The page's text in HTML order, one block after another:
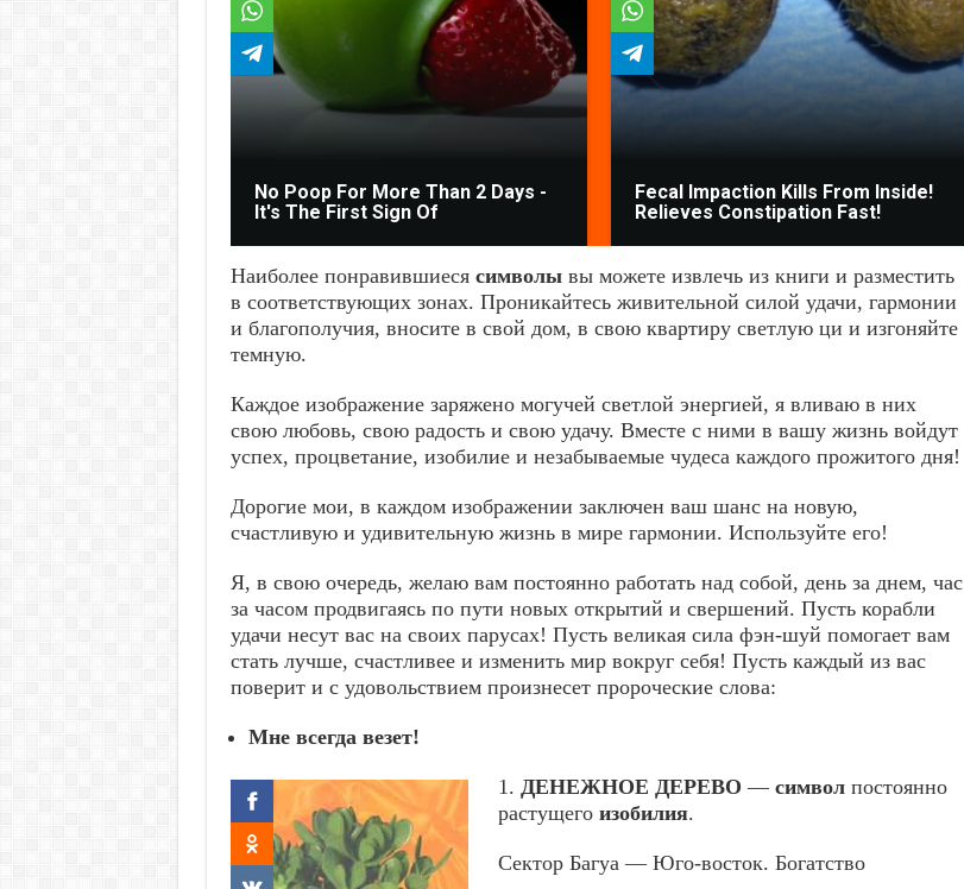
No Poop For More Than 2 Days -
It's The First Sign Of
Fecal Impaction Kills From Inside!
Relieves Constipation Fast!
Наиболее понравившиеся символывы можете извлечь из книги и разместить
в соответствующих зонах. Проникайтесь живительной силой удачи, гармонии
и благополучия, вносите в свой дом, в свою квартиру светлую ци и изгоняйте
темную.
Каждое изображение заряжено могучей светлой энергией, я вливаю в них
свою любовь, свою радость и свою удачу. Вместе с ними в вашу жизнь войдут
успех, процветание, изобилие и незабываемые чудеса каждого прожитого дня!
Дорогие мои, в каждом изображении заключен ваш шанс на новую,
счастливую и удивительную жизнь в мире гармонии. Используйте его!
Я, в свою очередь, желаю вам постоянно работать над собой, день за днем, час
за часом продвигаясь по пути новых открытий и свершений. Пусть корабли
удачи несут вас на своих парусах! Пусть великая сила фэн-шуй помогает вам
стать лучше, счастливее и изменить мир вокруг себя! Пусть каждый из вас
поверит и с удовольствием произнесет пророческие слова:
Мне всегда везет!
1. ДЕНЕЖНОЕ ДЕРЕВО — символпостоянно
растущего изобилия.
Сектор Багуа — Юго-восток. Богатство